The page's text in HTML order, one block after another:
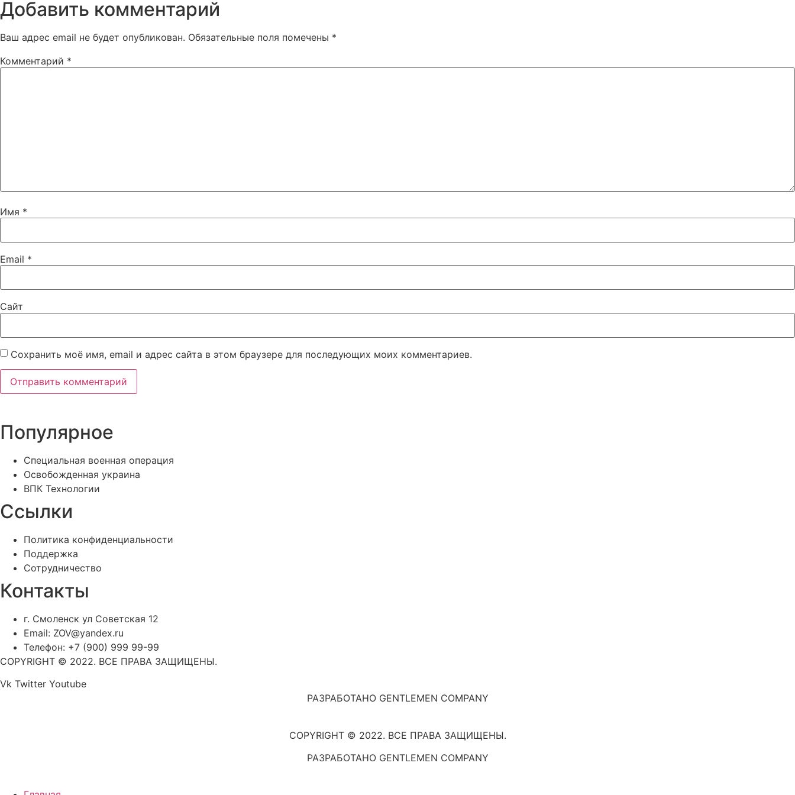
Добавить комментарий
Ваш адрес email не будет опубликован. Обязательные поля помечены *
Комментарий *
Имя *
Email *
Сайт
Сохранить моё имя, email и адрес сайта в этом браузере для последующих моих комментариев.
Популярное
Специальная военная операция
Освобожденная украина
ВПК Технологии
Ссылки
Политика конфиденциальности
Поддержка
Сотрудничество
Контакты
г. Смоленск ул Советская 12
Email: ZOV@yandex.ru
Телефон: +7 (900) 999 99-99
COPYRIGHT © 2022. ВСЕ ПРАВА ЗАЩИЩЕНЫ.
Vk Twitter Youtube
РАЗРАБОТАНО GENTLEMEN COMPANY
COPYRIGHT © 2022. ВСЕ ПРАВА ЗАЩИЩЕНЫ.
РАЗРАБОТАНО GENTLEMEN COMPANY